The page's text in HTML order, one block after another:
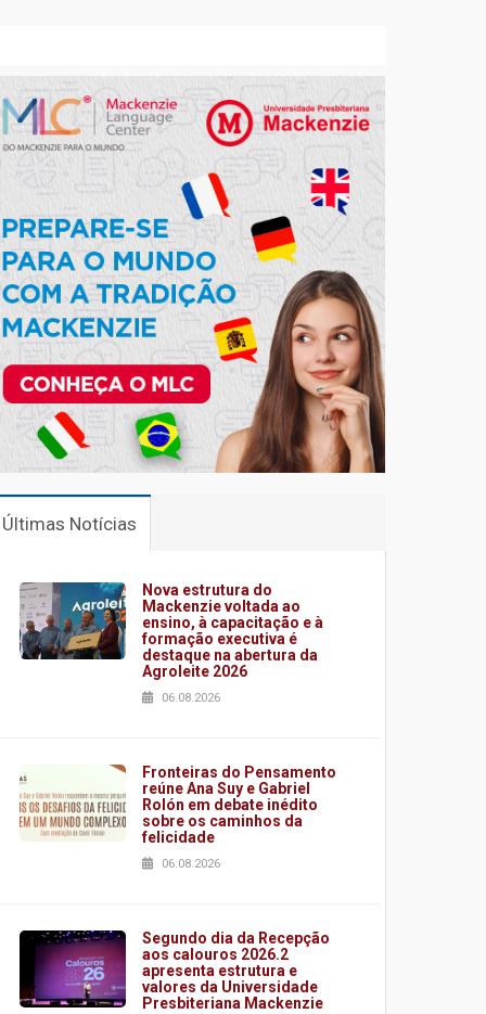
Últimas Notícias
Nova estrutura do
Mackenzie voltada ao
ensino, à capacitação e à
formação executiva é
destaque na abertura da
Agroleite 2026
06.08.2026
Fronteiras do Pensamento
reúne Ana Suy e Gabriel
Rolón em debate inédito
sobre os caminhos da
felicidade
06.08.2026
Segundo dia da Recepção
aos calouros 2026.2
apresenta estrutura e
valores da Universidade
Presbiteriana Mackenzie